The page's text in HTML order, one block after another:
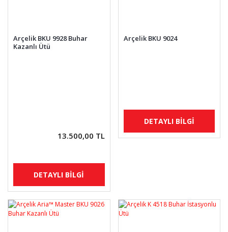
Arçelik BKU 9928 Buhar
Kazanlı Ütü
13.500,00 TL
DETAYLI BİLGİ
Arçelik BKU 9024
DETAYLI BİLGİ